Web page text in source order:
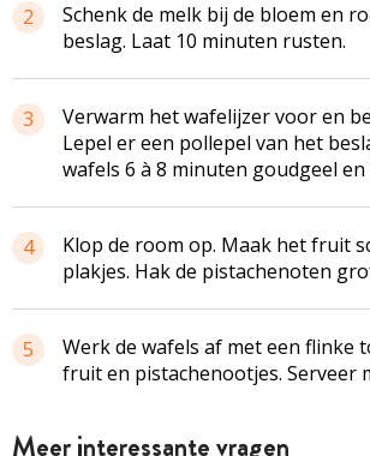
2
Schenk de melk bij de bloem en
beslag. Laat 10 minuten rusten.
3
Verwarm het wafelijzer voor en
Lepel er een pollepel van het
wafels 6 à 8 minuten goudgeel
4
Klop de room op. Maak het fruit
plakjes. Hak de pistachenoten
5
Werk de wafels af met een flinke
fruit en pistachenootjes. Serveer
Meer interessante vragen